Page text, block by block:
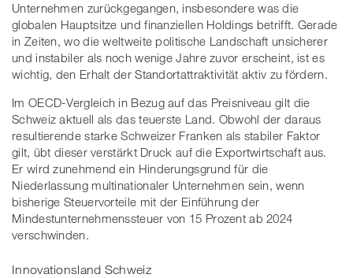
Unternehmen zurückgegangen, insbesondere was die
globalen Hauptsitze und finanziellen Holdings betrifft. Gerade
in Zeiten, wo die weltweite politische Landschaft unsicherer
und instabiler als noch wenige Jahre zuvor erscheint, ist es
wichtig, den Erhalt der Standortattraktivität aktiv zu fördern.
Im OECD-Vergleich in Bezug auf das Preisniveau gilt die
Schweiz aktuell als das teuerste Land. Obwohl der daraus
resultierende starke Schweizer Franken als stabiler Faktor
gilt, übt dieser verstärkt Druck auf die Exportwirtschaft aus.
Er wird zunehmend ein Hinderungsgrund für die
Niederlassung multinationaler Unternehmen sein, wenn
bisherige Steuervorteile mit der Einführung der
Mindestunternehmenssteuer von 15 Prozent ab 2024
verschwinden.
Innovationsland Schweiz